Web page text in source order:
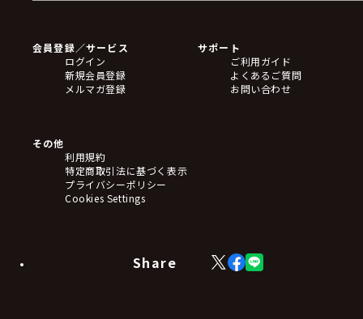
フィギュア
アクリルスタンド
バッジ
キーホルダー・ストラップ
ステッカー・シール・カード
タペストリー・ポスター
アームサポーター
ブレードホルダー
食品・飲料品
会員登録／サービス
ログイン
新規会員登録
メルマガ登録
サポート
ご利用ガイド
よくあるご質問
お問い合わせ
その他
利用規約
特定商取引法に基づく表示
プライバシーポリシー
Cookies Settings
Share
X
(Twitter)
Facebook
LINE